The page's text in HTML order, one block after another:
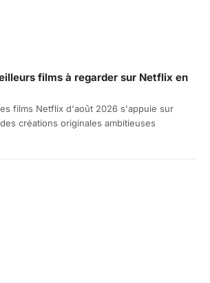
films à regarder sur Netflix en
films Netflix d'août 2026 s'appuie sur
créations originales ambitieuses